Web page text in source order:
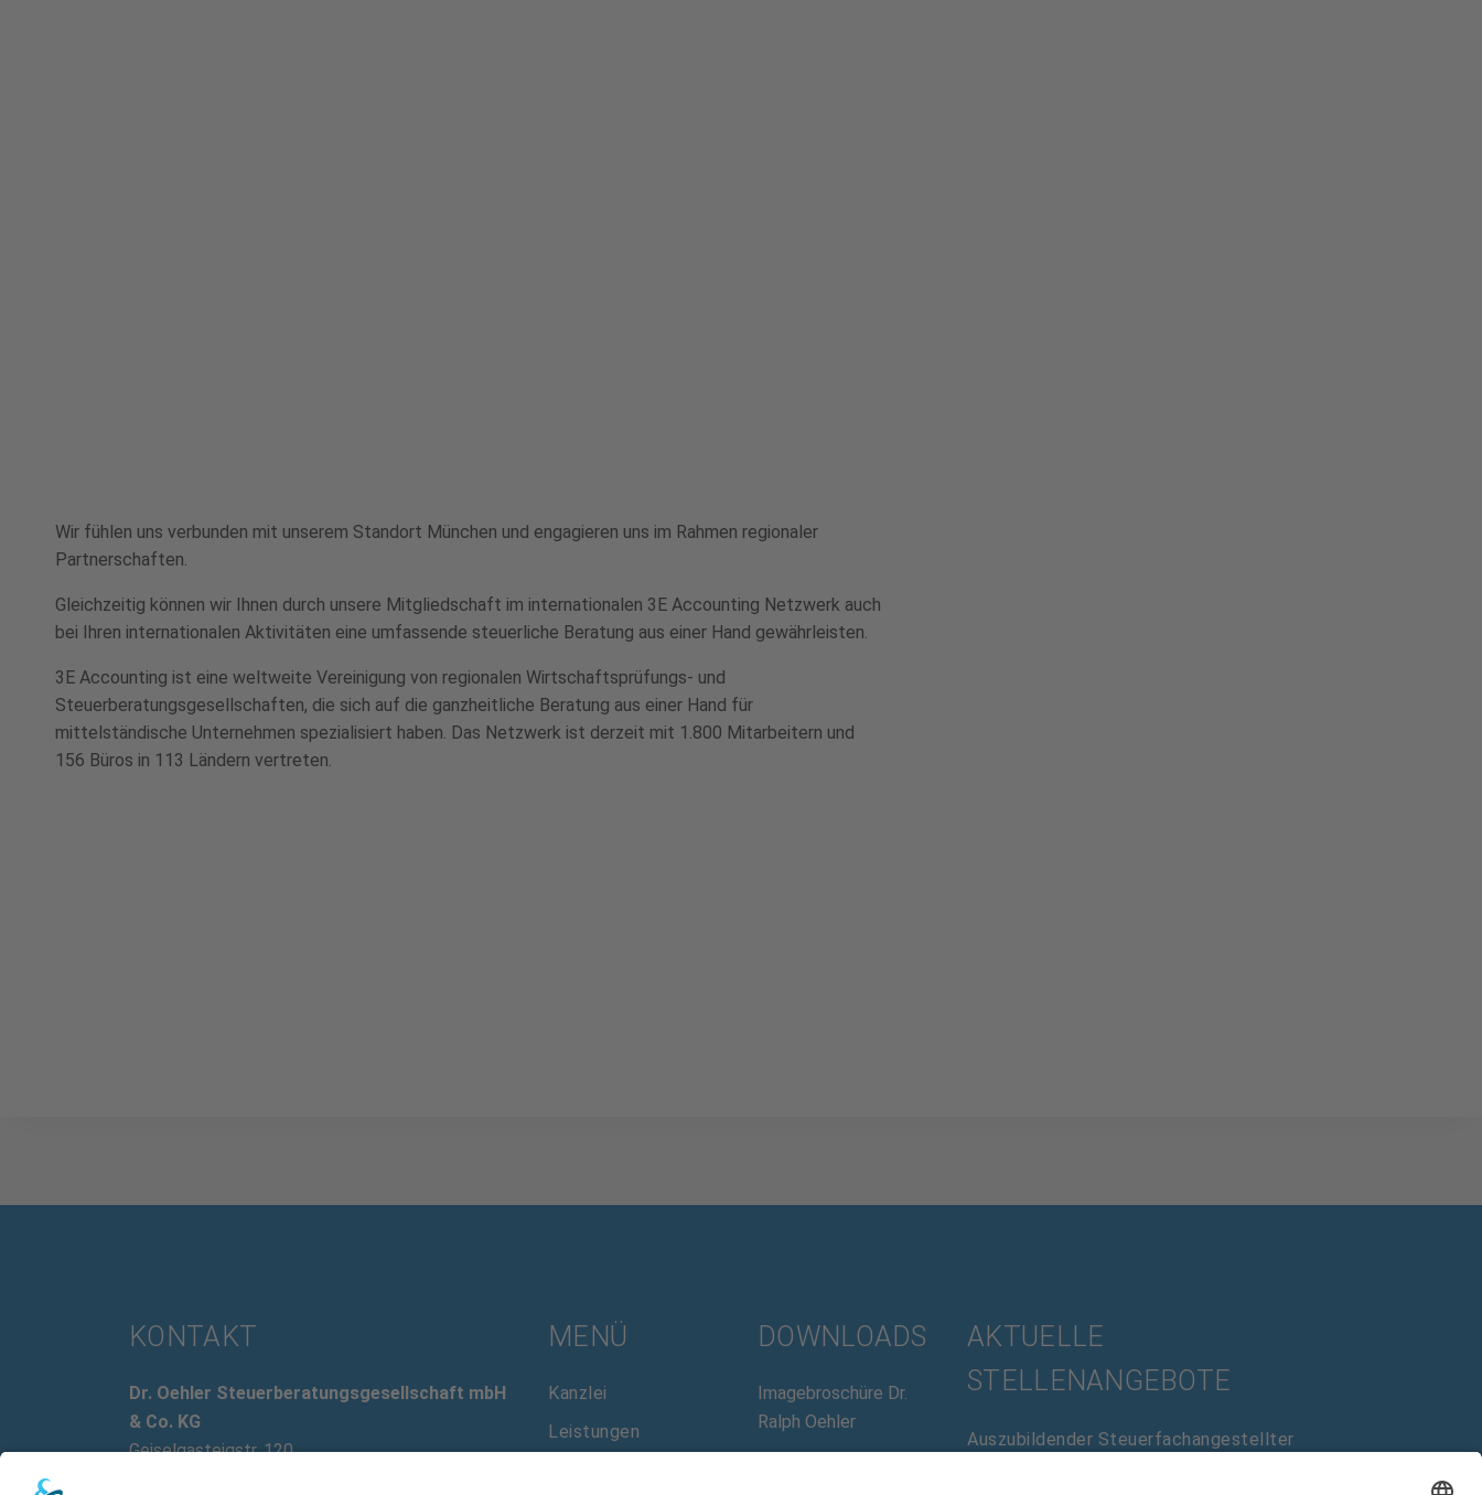
Wir fühlen uns verbunden mit unserem Standort München und engagieren uns im Rahmen regionaler
Partnerschaften.
Gleichzeitig können wir Ihnen durch unsere Mitgliedschaft im internationalen 3E Accounting Netzwerk auch
bei Ihren internationalen Aktivitäten eine umfassende steuerliche Beratung aus einer Hand gewährleisten.
3E Accounting ist eine weltweite Vereinigung von regionalen Wirtschafts­prüfungs- und
Steuerberatungsgesellschaften, die sich auf die ganzheitliche Beratung aus einer Hand für
mittelständische Unternehmen spezialisiert haben. Das Netzwerk ist derzeit mit 1.800 Mitarbeitern und
156 Büros in 113 Ländern vertreten.
KONTAKT
Dr. Oehler Steuerberatungsgesellschaft mbH
& Co. KG
Geiselgasteigstr. 120
MENÜ
Kanzlei
Leistungen
DOWNLOADS
Imagebroschüre Dr.
Ralph Oehler
AKTUELLE
STELLENANGEBOTE
Aus­zubildender Steuer­fach­angestellter